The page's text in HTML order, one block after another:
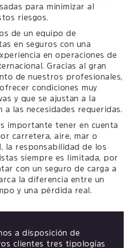
para minimizar al
riesgos.
de un equipo de
en seguros con una
en operaciones de
Gracias al gran
de nuestros profesionales,
condiciones muy
y que se ajustan a la
a las necesidades requeridas.
importante tener en cuenta
carretera, aire, mar o
la responsabilidad de los
siempre es limitada, por
con un seguro de carga a
la diferencia entre un
y una pérdida real.
a disposición de
clientes tres tipologías